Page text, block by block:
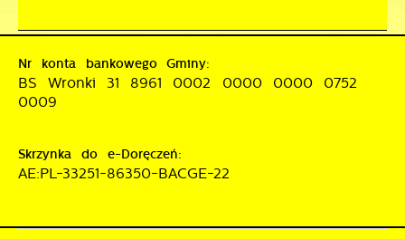
Nr konta bankowego Gminy:
BS Wronki 31 8961 0002 0000 0000 0752
0009
Skrzynka do e-Doręczeń:
AE:PL-33251-86350-BACGE-22